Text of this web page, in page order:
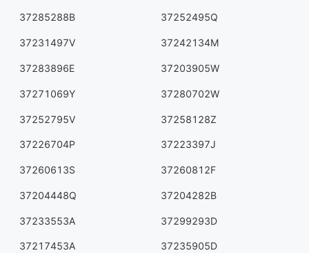
37285288B 37252495Q
37231497V 37242134M
37283896E 37203905W
37271069Y 37280702W
37252795V 37258128Z
37226704P 37223397J
37260613S 37260812F
37204448Q 37204282B
37233553A 37299293D
37217453A 37235905D